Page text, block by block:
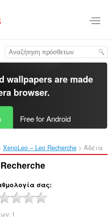
wallpapers are made
browser.
Free for Android
XenoLeo – Leo Recherche‎ Άδεια
σας
1